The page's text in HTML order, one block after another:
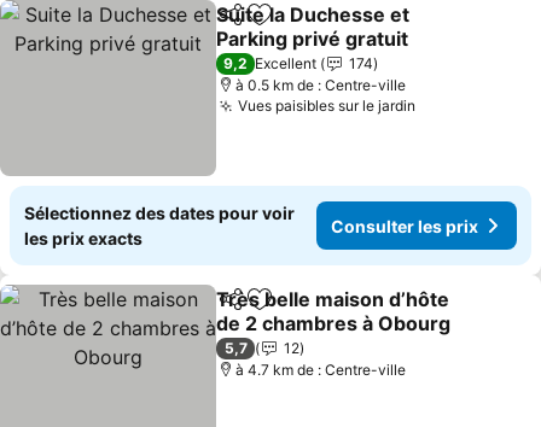
PartagerAjouter à mes favoris
Suite la Duchesse et
Parking privé gratuit
Consulter les prix
9,2 Excellent
174
à 0.5 km de : Centre-ville
Vues paisibles sur le jardin
Sélectionnez des dates pour voir
les prix exacts
Consulter les prix
PartagerAjouter à mes favoris
Très belle maison d’hôte
de 2 chambres à Obourg
Consulter les prix
5,7
12
à 4.7 km de : Centre-ville